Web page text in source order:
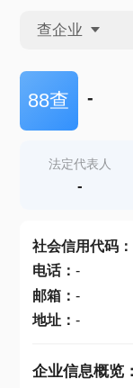
查企业
查企业
查产地
88查 -
法定代表人
-
社会信用代码：
电话： -
邮箱： -
地址： -
企业信息概览：